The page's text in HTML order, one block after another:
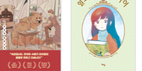
이렇게 흥미진진한 이야기가 시작될 수
섞은 책이다. -김은휴(화성금곡초등학
원 #소원을 들어주는 음악』이 출간되었